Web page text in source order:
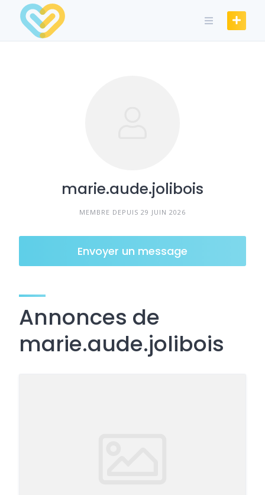
content
marie.aude.jolibois
MEMBRE DEPUIS 29 JUIN 2026
Envoyer un message
Annonces de
marie.aude.jolibois